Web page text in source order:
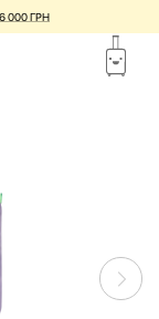
000 ГРН